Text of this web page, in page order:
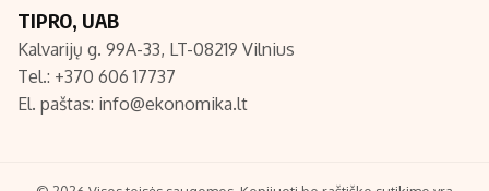
Redakcija
Apie mus
Redakcijos politika
TIPRO, UAB
Kalvarijų g. 99A-33, LT-08219 Vilnius
Tel.: +370 606 17737
El. paštas: info@ekonomika.lt